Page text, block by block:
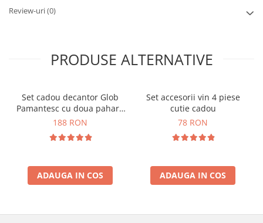
Review-uri(0)
PRODUSE ALTERNATIVE
Set cadou decantor Glob
Pamantesc cu doua pahare
Epique, 850 ml
188 RON
ADAUGA IN COS
Set accesorii vin 4 piese
cutie cadou
78 RON
ADAUGA IN COS